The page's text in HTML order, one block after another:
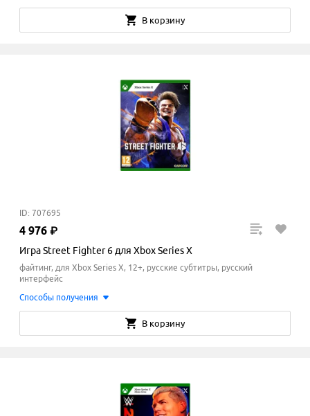
В корзину
ID: 707695
4 976 ₽
Игра Street Fighter 6 для Xbox Series X
файтинг, для Xbox Series X, 12+, русские субтитры, русский
интерфейс
Способы получения
В корзину